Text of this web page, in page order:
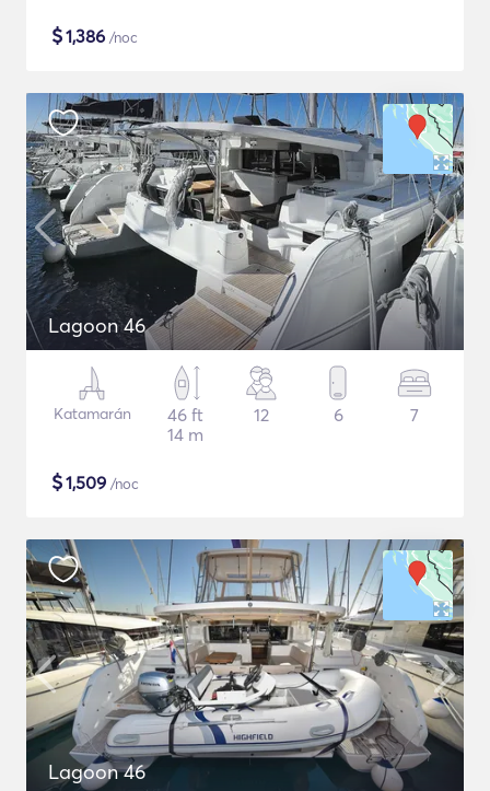
$1,386 /noc
Lagoon 46
Katamarán
46 ft
14 m
12 6 7
$1,509 /noc
Lagoon 46